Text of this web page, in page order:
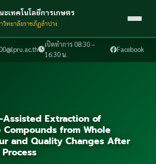
เปิดทำการ 08:30 –
16:30 น.
Facebook
เทคโนโลยีการเกษตร
วิทยาลัยราชภัฏลำปาง
Assisted Extraction of
from Whole
and Quality Changes After